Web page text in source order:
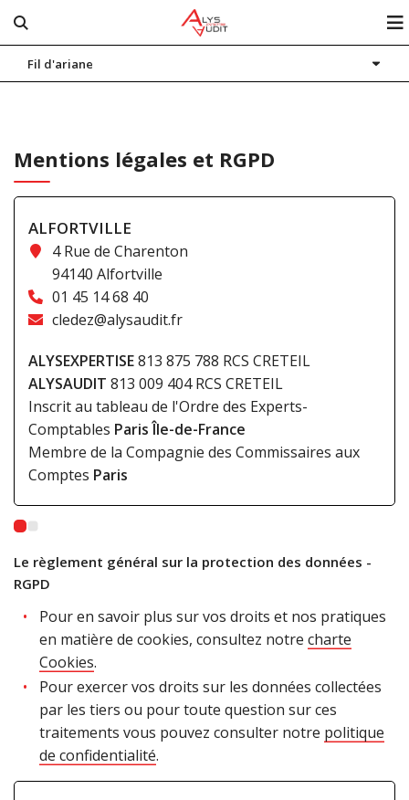
Notre cabinet
Blog
Contact
Espace client
Fil d'ariane
Mentions légales et RGPD
ALFORTVILLE
4 Rue de Charenton
94140 Alfortville
01 45 14 68 40
cledez@alysaudit.fr
ALYSEXPERTISE813 875 788 RCS CRETEIL
ALYSAUDIT 813 009 404 RCS CRETEIL
Inscrit au tableau de l'Ordre des Experts-
Comptables Paris Île-de-France
Membre de la Compagnie des Commissaires aux
Comptes Paris
Le règlement général sur la protection des données -
RGPD
Pour en savoir plus sur vos droits et nos pratiques
en matière de cookies, consultez notre charte
Cookies.
Pour exercer vos droits sur les données collectées
par les tiers ou pour toute question sur ces
traitements vous pouvez consulter notre politique
de confidentialité.